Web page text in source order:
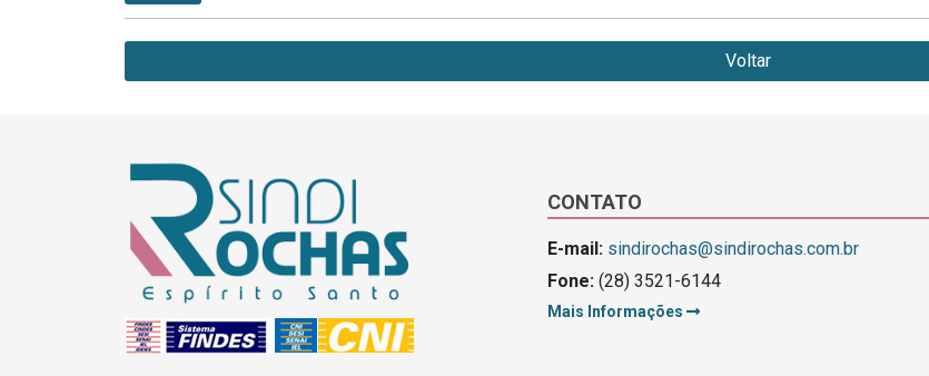
Voltar
CONTATO
E-mail: sindirochas@sindirochas.com.br
Fone: (28) 3521-6144
Mais Informações